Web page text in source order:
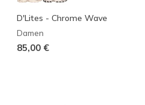
D'Lites - Chrome Wave
Damen
85,00 €